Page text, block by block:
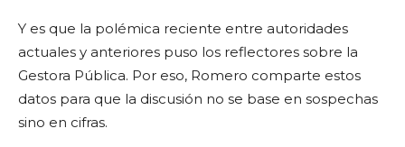
Y es que la polémica reciente entre autoridades
actuales y anteriores puso los reflectores sobre la
Gestora Pública. Por eso, Romero comparte estos
datos para que la discusión no se base en sospechas
sino en cifras.